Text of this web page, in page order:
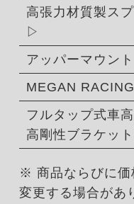
高張力材質製ス
アッパーマウント
MEGAN
フルタップ式車
高剛性ブラケッ
※ 商品ならびに価
変更する場合があ